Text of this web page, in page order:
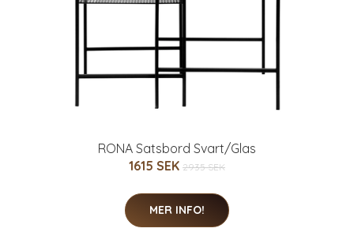
RONA Satsbord Svart/Glas
1615 SEK 2935 SEK
MER INFO!